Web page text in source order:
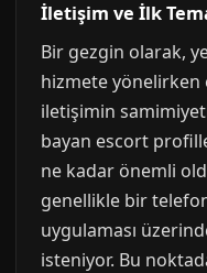
İletişim ve İlk
Bir gezgin olarak,
hizmete yönelirken
iletişimin
bayan escort
ne kadar önemli
genellikle bir
uygulaması
isteniyor. Bu